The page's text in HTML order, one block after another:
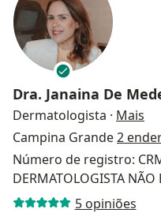
Dra. Janaina De
Dermatologista · Mais
Campina Grande2
Número de registro:
DERMATOLOGISTA NÃO
5 opiniões